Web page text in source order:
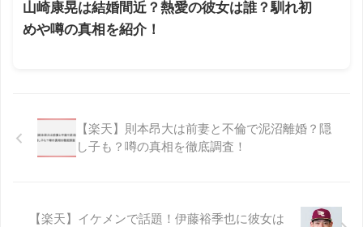
山崎康晃は結婚間近？熱愛の彼女は誰？馴れ初
めや噂の真相を紹介！
【楽天】則本昂大は前妻と不倫で泥沼離婚？隠
し子も？噂の真相を徹底調査！
【楽天】イケメンで話題！伊藤裕季也に彼女は